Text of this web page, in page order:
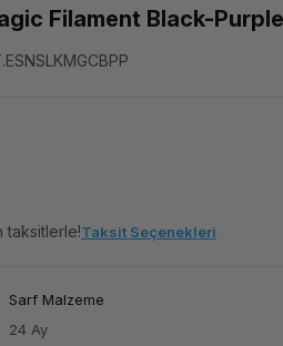
Filament Black-Purple
taksitlerle!Taksit Seçenekleri
Sarf Malzeme
24 Ay